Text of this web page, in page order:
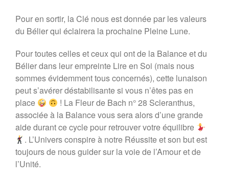
Pour en sortir, la Clé nous est donnée par les valeurs
du Bélier qui éclairera la prochaine Pleine Lune.
Pour toutes celles et ceux qui ont de la Balance et du
Bélier dans leur empreinte Lire en Soi (mais nous
sommes évidemment tous concernés), cette lunaison
peut s’avérer déstabilisante si vous n’êtes pas en
place
! La Fleur de Bach n° 28 Scleranthus,
associée à la Balance vous sera alors d’une grande
aide durant ce cycle pour retrouver votre équilibre
. L’Univers conspire à notre Réussite et son but est
toujours de nous guider sur la voie de l’Amour et de
l’Unité.